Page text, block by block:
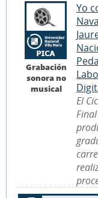
Grabación
sonora no
musical
Yo
El